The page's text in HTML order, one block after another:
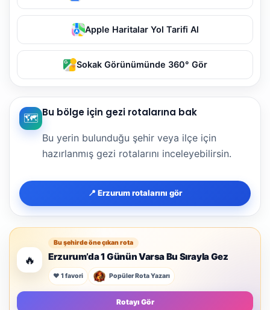
Apple Haritalar Yol Tarifi Al
Sokak Görünümünde 360° Gör
🗺️ Bu bölge için gezi rotalarına bak
Bu yerin bulunduğu şehir veya ilçe için
hazırlanmış gezi rotalarını inceleyebilirsin.
📍 Erzurum rotalarını gör
🔥
Bu şehirde öne çıkan rota
Erzurum’da 1 Günün Varsa Bu Sırayla Gez
❤️ 1 favori Popüler Rota Yazarı
Rotayı Gör